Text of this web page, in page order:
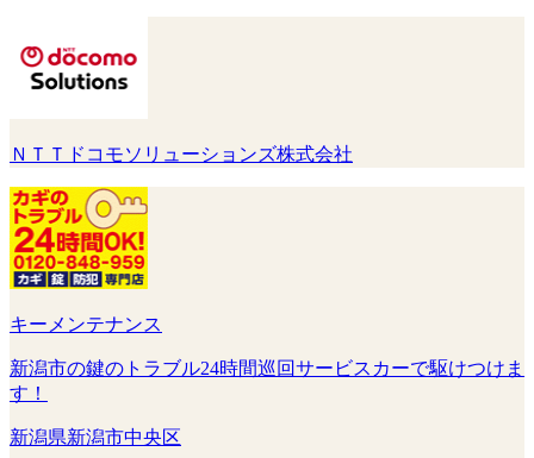
ＮＴＴドコモソリューションズ株式会社
キーメンテナンス
新潟市の鍵のトラブル24時間巡回サービスカーで駆けつけま
す！
新潟県新潟市中央区